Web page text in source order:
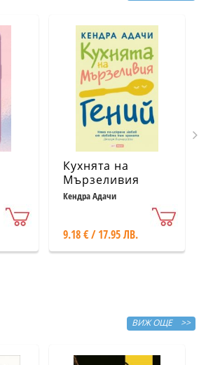
Кухнята на
Мързеливия
гений
Кендра Адачи
9.18 € / 17.95 ЛВ.
ВИЖ ОЩЕ >>